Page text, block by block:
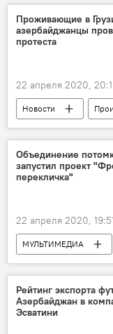
Проживающие в
азербайджанцы
протеста
22 апреля 2020,
Новости
Азербайджан
Грузия
Акция протеста
Объединение
запустил проект
перекличка"
22 апреля 2020,
МУЛЬТИМЕДИА
Азербайджан
Помним, гордимся: 75-
Рейтинг экспорта
Азербайджан в
Эсватини